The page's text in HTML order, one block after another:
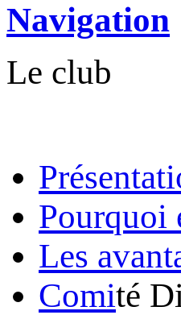
Navigation
Le club
Pourquoi
Les
Comité